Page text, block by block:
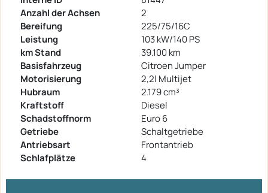
Anzahl der Achsen
2
Bereifung
225/75/16C
Leistung
103 kW/140 PS
km Stand
39.100 km
Basisfahrzeug
Citroen Jumper
Motorisierung
2,2l Multijet
Hubraum
2.179 cm³
Kraftstoff
Diesel
Schadstoffnorm
Euro 6
Getriebe
Schaltgetriebe
Antriebsart
Frontantrieb
Schlafplätze
4